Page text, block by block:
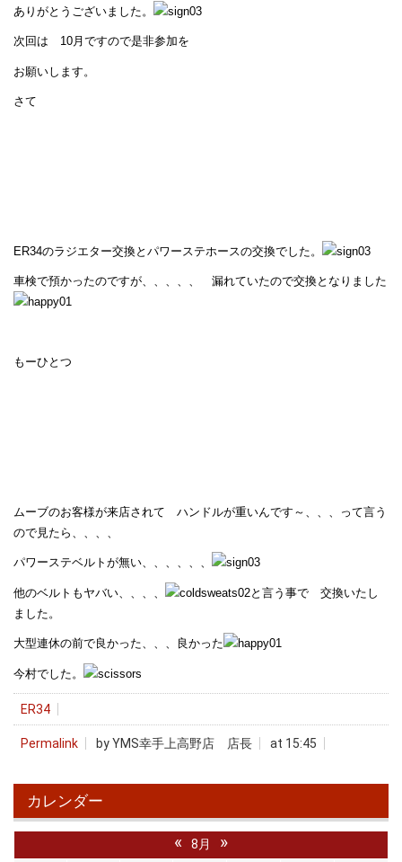
ありがとうございました。
次回は 10月ですので是非参加を
お願いします。
さて
ER34のラジエター交換とパワーステホースの交換でした。
車検で預かったのですが、、、、、 漏れていたので交換となりました
もーひとつ
ムーブのお客様が来店されて ハンドルが重いんです～、、、って言う
ので見たら、、、、
パワーステベルトが無い、、、、、、
他のベルトもヤバい、、、、
と言う事で 交換いたし
ました。
大型連休の前で良かった、、、良かった
今村でした。
ER34
Permalink by YMS幸手上高野店 店長 at 15:45
カレンダー
« 8月 »